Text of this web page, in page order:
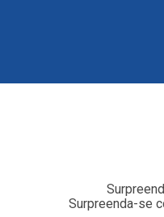
Surpreenda-se